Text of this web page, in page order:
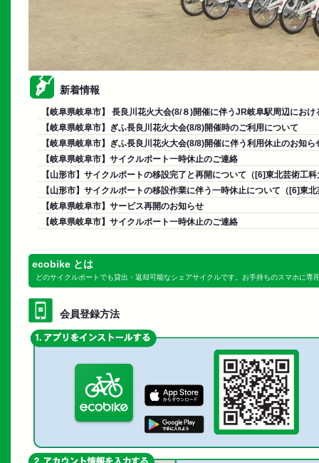
新着情報
【岐阜県岐阜市】 長良川花火大会(8/８)開催に伴うJR岐阜駅周辺におけ
【岐阜県岐阜市】ぎふ長良川花火大会(8/8)開催時のご利用について
【岐阜県岐阜市】ぎふ長良川花火大会(8/8)開催に伴う利用休止のお知ら
【岐阜県岐阜市】サイクルポート一時休止のご連絡
【山形市】サイクルポートの移設完了と再開について（[6]東北芸術工
【山形市】サイクルポートの移設作業に伴う一時休止について（[6]東
【岐阜県岐阜市】サービス再開のお知らせ
【岐阜県岐阜市】サイクルポート一時休止のご連絡
ecobike とは
どのサイクルポートでも貸出・返却可能なシェアサイクルです。お手持ちのスマホに
会員登録方法